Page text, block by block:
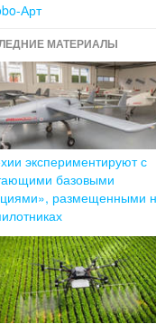
Арт
МАТЕРИАЛЫ
экспериментируют с
базовыми
размещенными